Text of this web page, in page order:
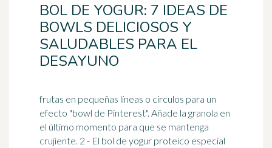
BOL DE YOGUR: 7 IDEAS DE
BOWLS DELICIOSOS Y
SALUDABLES PARA EL
DESAYUNO
frutas en pequeñas líneas o círculos para un
efecto "bowl de Pinterest". Añade la granola en
el último momento para que se mantenga
crujiente. 2 - El bol de yogur proteico especial